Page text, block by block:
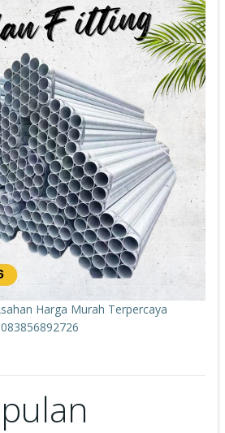
Harga Murah Terpercaya
083856892726